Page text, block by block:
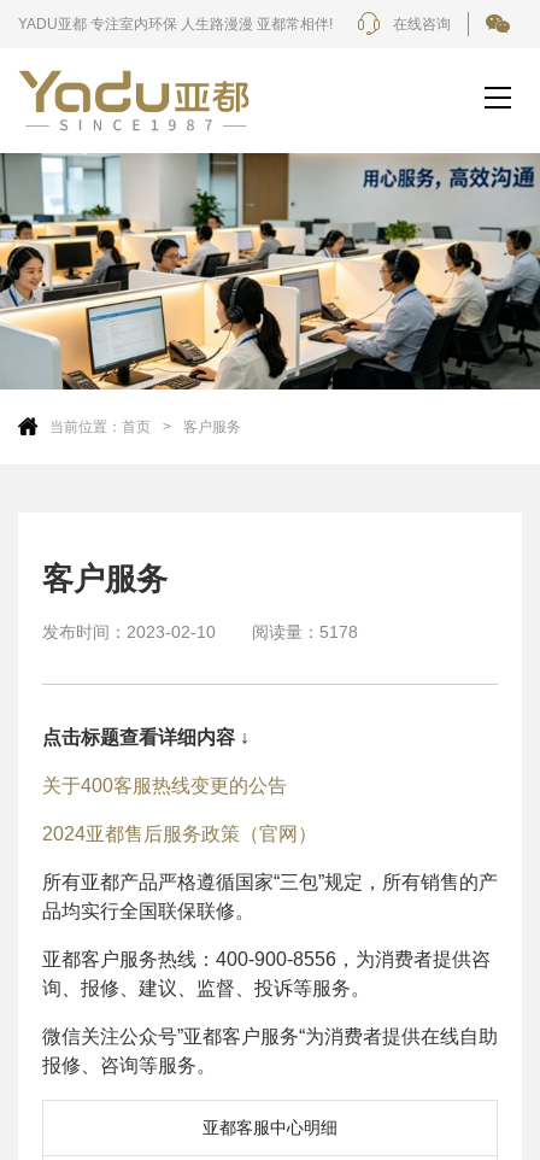
YADU亚都 专注室内环保 人生路漫漫 亚都常相伴! 在线咨询
当前位置： 首页 客户服务
客户服务
发布时间： 2023-02-10 阅读量： 5178
点击标题查看详细内容 ↓
关于400客服热线变更的公告
2024亚都售后服务政策（官网）
所有亚都产品严格遵循国家“三包”规定，所有销售的产
品均实行全国联保联修。
亚都客户服务热线：400-900-8556，为消费者提供咨
询、报修、建议、监督、投诉等服务。
微信关注公众号”亚都客户服务“为消费者提供在线自助
报修、咨询等服务。
亚都客服中心明细